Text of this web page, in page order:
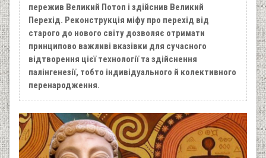
пережив Великий Потоп і здійснив Великий
Перехід. Реконструкція міфу про перехід від
старого до нового світу дозволяє отримати
принципово важливі вказівки для сучасного
відтворення цієї технології та здійснення
палінгенезії, тобто індивідуального й колективного
перенародження.